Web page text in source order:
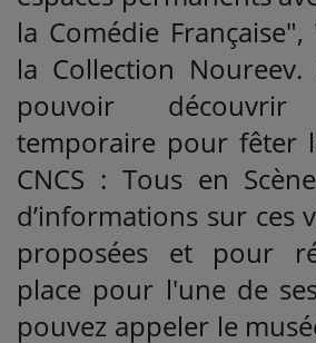
la Comédie
la Collection
pouvoir découvrir
temporaire pour fêter
CNCS : Tous en
d’informations sur ces
proposées et pour
place pour l'une de
pouvez appeler le